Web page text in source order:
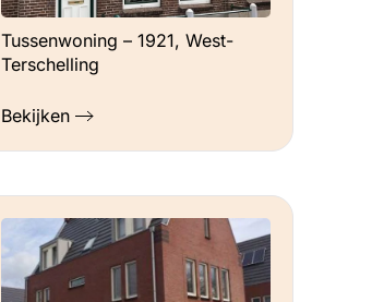
Tussenwoning – 1921, West-
Terschelling
Bekijken